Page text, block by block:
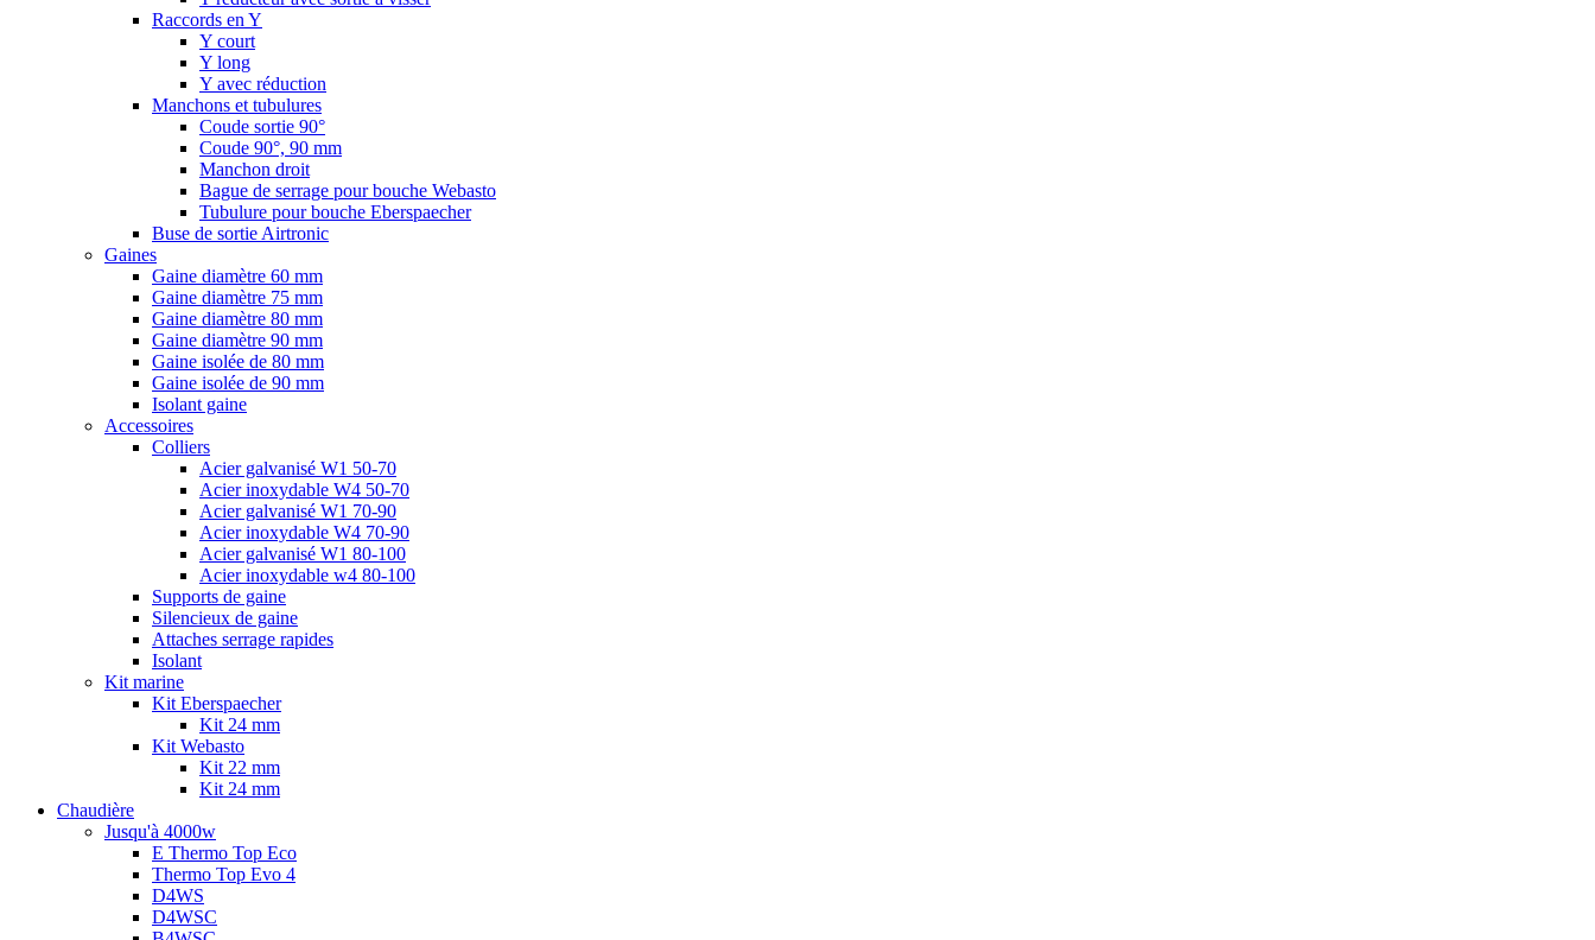
Raccords en Y
Y court
Y long
Y avec réduction
Manchons et tubulures
Coude sortie 90°
Coude 90°, 90 mm
Manchon droit
Bague de serrage pour bouche Webasto
Tubulure pour bouche Eberspaecher
Buse de sortie Airtronic
Gaines
Gaine diamètre 60 mm
Gaine diamètre 75 mm
Gaine diamètre 80 mm
Gaine diamètre 90 mm
Gaine isolée de 80 mm
Gaine isolée de 90 mm
Isolant gaine
Accessoires
Colliers
Acier galvanisé W1 50-70
Acier inoxydable W4 50-70
Acier galvanisé W1 70-90
Acier inoxydable W4 70-90
Acier galvanisé W1 80-100
Acier inoxydable w4 80-100
Supports de gaine
Silencieux de gaine
Attaches serrage rapides
Isolant
Kit marine
Kit Eberspaecher
Kit 24 mm
Kit Webasto
Kit 22 mm
Kit 24 mm
Chaudière
Jusqu'à 4000w
E Thermo Top Eco
Thermo Top Evo 4
D4WS
D4WSC